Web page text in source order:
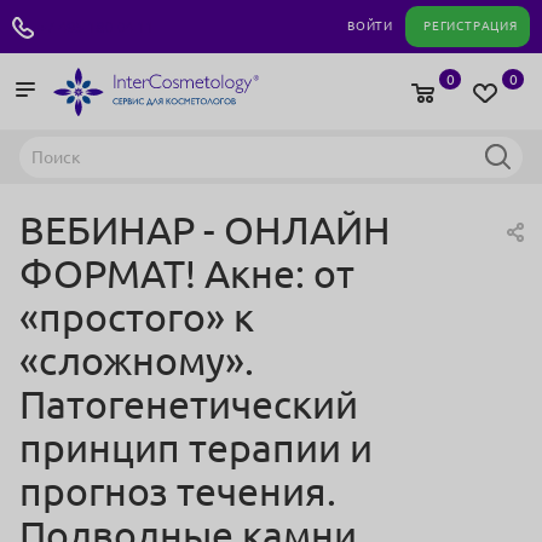
ВОЙТИ РЕГИСТРАЦИЯ
0
0
ВЕБИНАР - ОНЛАЙН
ФОРМАТ! Акне: от
«простого» к
«сложному».
Патогенетический
принцип терапии и
прогноз течения.